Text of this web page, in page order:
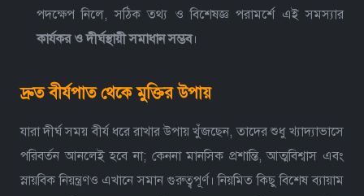
পদক্ষেপ নিলে, সঠিক তথ্য ও বিশেষজ্ঞ পরামর্শে এই সমস্যার
কার্যকর ও দীর্ঘস্থায়ী সমাধান সম্ভব।
দ্রুত বীর্যপাত থেকে মুক্তির উপায়
যারা দীর্ঘ সময় বীর্য ধরে রাখার উপায় খুঁজছেন, তাদের শুধু খ্যাদ্যাভাসে
পরিবর্তন আনলেই হবে না; কেননা মানসিক প্রশান্তি, আত্মবিশ্বাস এবং
স্নায়বিক নিয়ন্ত্রণও এখানে সমান গুরুত্বপূর্ণ। নিয়মিত কিছু বিশেষ ব্যায়াম